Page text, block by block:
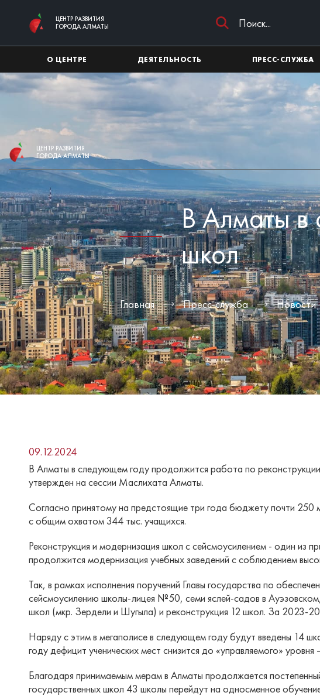
ЦЕНТР РАЗВИТИЯ
ГОРОДА АЛМАТЫ
О ЦЕНТРЕ ДЕЯТЕЛЬНОСТЬ ПРЕСС-СЛУЖБА
ЦЕНТР РАЗВИТИЯ
ГОРОДА АЛМАТЫ
В Алматы в
школ
Главная Пресс-служба Новости
09.12.2024
В Алматы в следующем году продолжится работа по
утвержден на сессии Маслихата Алматы.
Согласно принятому на предстоящие три года бюджету почти 250
с общим охватом 344 тыс. учащихся.
Реконструкция и модернизация школ с сейсмоусилением - один из
продолжится модернизация учебных заведений с соблюдением
Так, в рамках исполнения поручений Главы государства по
сейсмоусилению школы-лицея №50, семи яслей-садов в
школ (мкр. Зердели и Шугыла) и реконструкция 12 школ. За 2023-
Наряду с этим в мегаполисе в следующем году будут введены 14
году дефицит ученических мест снизится до «управляемого» уровня
Благодаря принимаемым мерам в Алматы продолжается
государственных школ 43 школы перейдут на односменное